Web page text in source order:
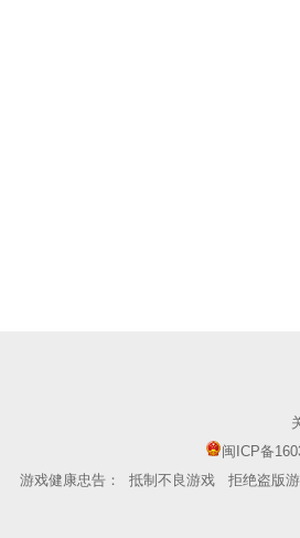
闽ICP备
游戏健康忠告：
抵制不良游戏 拒绝盗版